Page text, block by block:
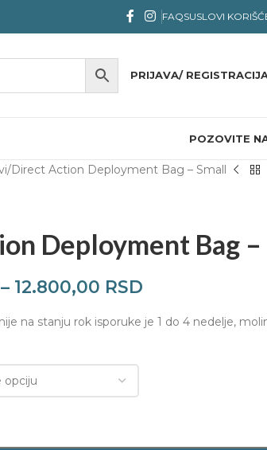
FAQSUSLOVI
PRIJAVA/
POZOVITE
Direct Action Deployment Bag – Small
Deployment Bag –
– 12.800,00 RSD
na stanju rok isporuke je 1 do 4 nedelje,